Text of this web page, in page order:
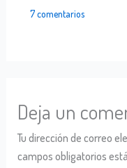
7 comentarios
Deja un
Tu dirección de correo
campos obligatorios